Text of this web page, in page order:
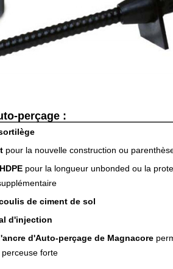
perçage :
pour la nouvelle construction ou
pour la longueur unbonded ou la
de ciment de sol
d'injection
d'Auto-perçage de Magnacore
forte